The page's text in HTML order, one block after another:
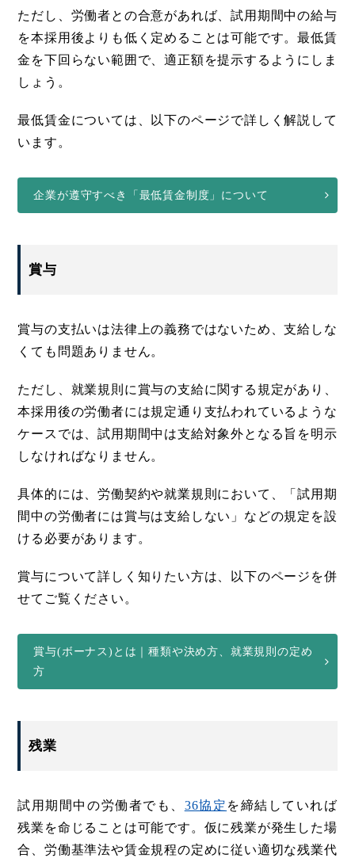
ただし、労働者との合意があれば、試用期間中の給与
を本採用後よりも低く定めることは可能です。最低賃
金を下回らない範囲で、適正額を提示するようにしま
しょう。
最低賃金については、以下のページで詳しく解説して
います。
企業が遵守すべき「最低賃金制度」について
賞与
賞与の支払いは法律上の義務ではないため、支給しな
くても問題ありません。
ただし、就業規則に賞与の支給に関する規定があり、
本採用後の労働者には規定通り支払われているような
ケースでは、試用期間中は支給対象外となる旨を明示
しなければなりません。
具体的には、労働契約や就業規則において、「試用期
間中の労働者には賞与は支給しない」などの規定を設
ける必要があります。
賞与について詳しく知りたい方は、以下のページを併
せてご覧ください。
賞与(ボーナス)とは｜種類や決め方、就業規則の定め
方
残業
試用期間中の労働者でも、 36協定 を締結していれば
残業を命じることは可能です。仮に残業が発生した場
合、労働基準法や賃金規程の定めに従い適切な残業代